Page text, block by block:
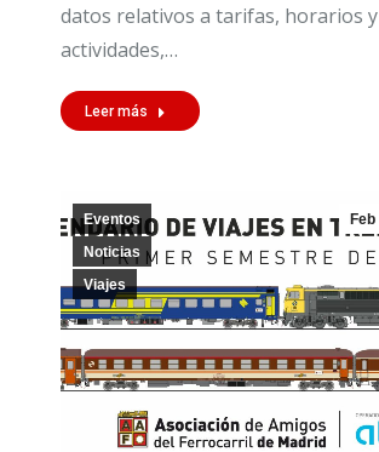
datos relativos a tarifas, horarios y
actividades,…
Leer más
Feb
Eventos
Noticias
Viajes